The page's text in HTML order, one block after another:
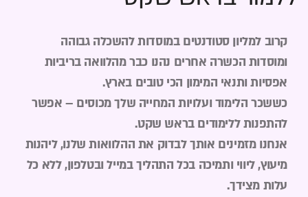
קרוב למליון סטודנטים במוסדות להשכלה גבוהה
ומוסדות הכשרה אחרים נהנו כבר מהלוואה בריביות
אפסיות ותנאי המימון הכי טובים בארץ.
כששכר הלימוד ועלויות המחייה שלך מכוסים – אפשר
להתפנות ללימודים בראש שקט.
אנחנו מזמינים אותך לבדוק את ההלוואות שלנו, ליהנות
מיעוץ, ליווי ותמיכה בכל התהליך במייל ובטלפון, ללא כל
עלות מצידך.